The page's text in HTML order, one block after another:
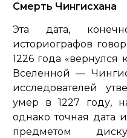
Смерть Чингисхана
Эта дата,
историографов
1226 года «вернулся
Вселенной —
исследователей
умер в 1227 году,
однако точная дата и
предметом